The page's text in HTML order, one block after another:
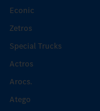
Econic
Zetros
Special Trucks
Actros
Arocs.
Atego